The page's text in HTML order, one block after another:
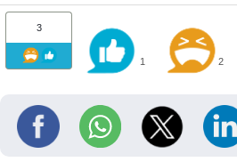
3
1 2